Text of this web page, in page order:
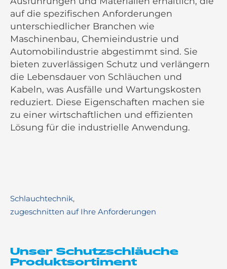
auf die spezifischen Anforderungen
unterschiedlicher Branchen wie
Maschinenbau, Chemieindustrie und
Automobilindustrie abgestimmt sind. Sie
bieten zuverlässigen Schutz und verlängern
die Lebensdauer von Schläuchen und
Kabeln, was Ausfälle und Wartungskosten
reduziert. Diese Eigenschaften machen sie
zu einer wirtschaftlichen und effizienten
Lösung für die industrielle Anwendung.
Schlauchtechnik,
zugeschnitten auf Ihre Anforderungen
Unser Schutzschläuche
Produktsortiment